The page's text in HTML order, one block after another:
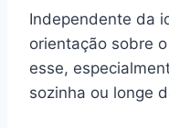
Independente da
orientação sobre
esse,
sozinha ou longe